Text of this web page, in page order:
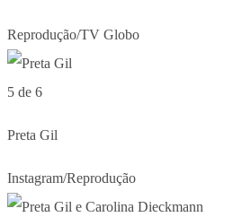
Reprodução/TV Globo
5 de 6
Preta Gil
Instagram/Reprodução